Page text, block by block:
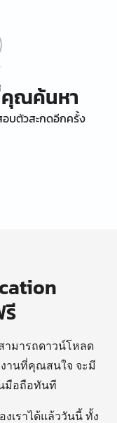
ณค้นหา
บตัวสะกดอีกครั้ง
ามารถดาวน์โหลด
งานที่คุณสนใจ จะมี
มือถือทันที
เราได้แล้ววันนี้ ทั้ง